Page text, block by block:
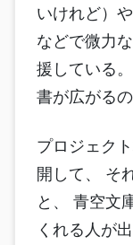
いけれど）
などで微力
援している
書が広がる
プロジェク
開して、 そ
と、 青空文
くれる人が